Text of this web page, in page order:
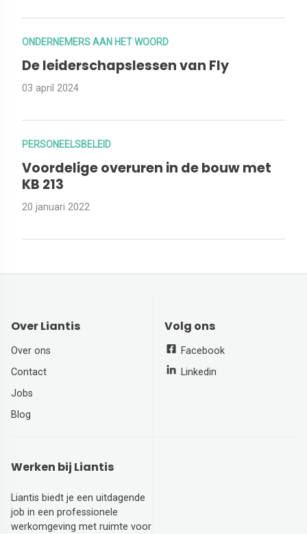
ONDERNEMERS AAN HET WOORD
De leiderschapslessen van Fly
03 april 2024
PERSONEELSBELEID
Voordelige overuren in de bouw met
KB 213
20 januari 2022
Over Liantis
Over ons
Contact
Jobs
Blog
Volg ons
Facebook
Linkedin
Werken bij Liantis
Liantis biedt je een uitdagende
job in een professionele
werkomgeving met ruimte voor